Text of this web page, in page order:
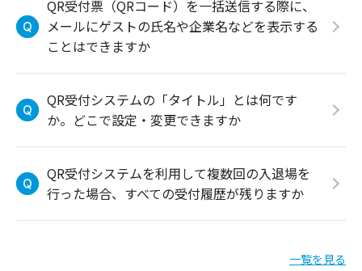
QR受付票（QRコード）を一括送信する際に、
メールにゲストの氏名や企業名などを表示する
ことはできますか
QR受付システムの「タイトル」とは何です
か。どこで設定・変更できますか
QR受付システムを利用して複数回の入退場を
行った場合、すべての受付履歴が残りますか
一覧を見る